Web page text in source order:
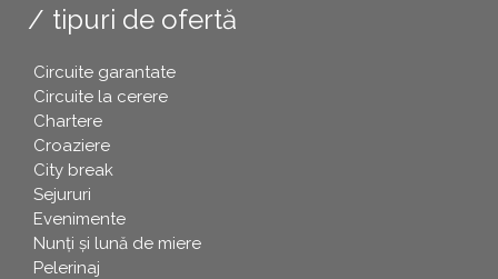
tipuri de ofertă
Circuite garantate
Circuite la cerere
Chartere
Croaziere
City break
Sejururi
Evenimente
Nunți și lună de miere
Pelerinaj